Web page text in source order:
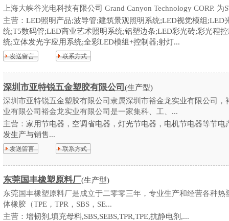
上海大峡谷光电科技有限公司 Grand Canyon Technology CORP. 为
主营： LED照明产品;波导管;建筑景观照明系统;LED视觉模组;LED
统;T5数码管;LED商业艺术照明系统;铝塑边条;LED彩光砖;彩光程
统;立体发光字应用系统;全彩LED模组+控制器;射灯...
发送留言 联系方式
深圳市亚特锐五金塑胶有限公司 (生产型)
深圳市亚特锐五金塑胶有限公司隶属深圳市裕金龙实业有限公司，
业有限公司裕金龙实业有限公司是一家集科、工、...
主营： 家用节电器，空调省电器，灯光节电器，电机节电器等节电
发生产与销售...
发送留言 联系方式
东莞国丰橡塑原料厂(生产型)
东莞国丰橡塑原料厂是成立于二零零三年，专业生产和经营各种热
体橡胶（TPE，TPR，SBS，SE...
主营： 增韧剂,填充母料,SBS,SEBS,TPR,TPE,抗静电剂,...